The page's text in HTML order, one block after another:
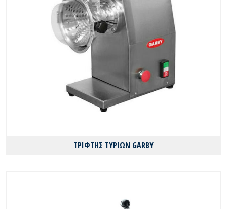
ΤΡΙΦΤΗΣ ΤΥΡΙΩΝ GARBY